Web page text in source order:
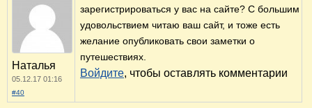
Наталья
05.12.17 01:16
#40
зарегистрироваться у вас на сайте? С большим
удовольствием читаю ваш сайт, и тоже есть
желание опубликовать свои заметки о
путешествиях.
Войдите, чтобы оставлять комментарии